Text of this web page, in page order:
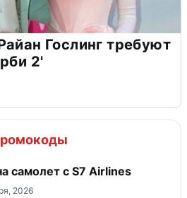
Гослинг требуют
2'
самолет с S7 Airlines
2026